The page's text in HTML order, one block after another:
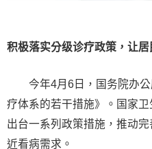
积极落实分级诊疗政策，让
今年4月6日，国务院办公
疗体系的若干措施》。国家卫
出台一系列政策措施，推动
近看病需求。